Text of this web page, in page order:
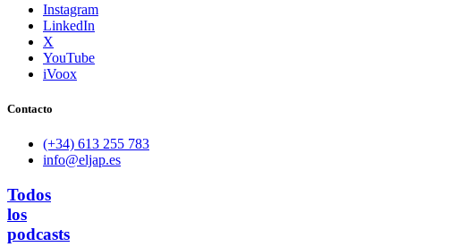
Instagram
LinkedIn
X
YouTube
iVoox
Contacto
(+34) 613 255 783
info@eljap.es
Todos
los
podcasts